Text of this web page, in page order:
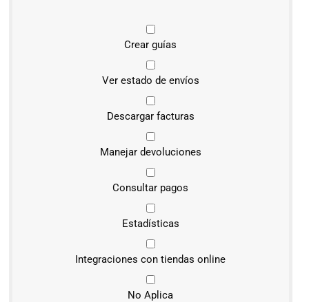
Crear guías
Ver estado de envíos
Descargar facturas
Manejar devoluciones
Consultar pagos
Estadísticas
Integraciones con tiendas online
No Aplica